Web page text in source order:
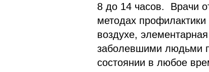
8 до 14 часов. Врачи
методах
воздухе,
заболевшими людьми
состоянии в любое